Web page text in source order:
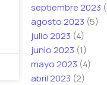
septiembre 2023
agosto 2023 (5)
julio 2023 (4)
junio 2023 (1)
mayo 2023 (4)
abril 2023 (2)